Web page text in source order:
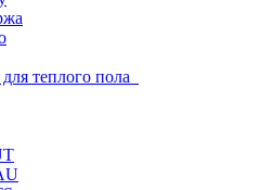
теплого пола